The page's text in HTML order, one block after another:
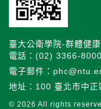
臺大公衛學院-群體健
電話：(02) 3366-8000
電子郵件：
地址：100 臺北市中正
© 2026 All rights